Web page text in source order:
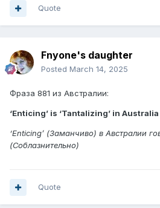
Quote
Fnyone's daughter
Posted March 14, 2025
Фраза 881 из Австралии:
‘Enticing’ is ‘Tantalizing’ in Australia
‘Enticing’ (Заманчиво) в Австралии
(Соблазнительно)
Quote